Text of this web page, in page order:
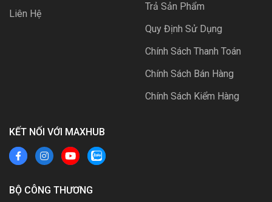
Liên Hệ
Trả Sản Phẩm
Quy Định Sử Dụng
Chính Sách Thanh Toán
Chính Sách Bán Hàng
Chính Sách Kiểm Hàng
KẾT NỐI VỚI MAXHUB
BỘ CÔNG THƯƠNG